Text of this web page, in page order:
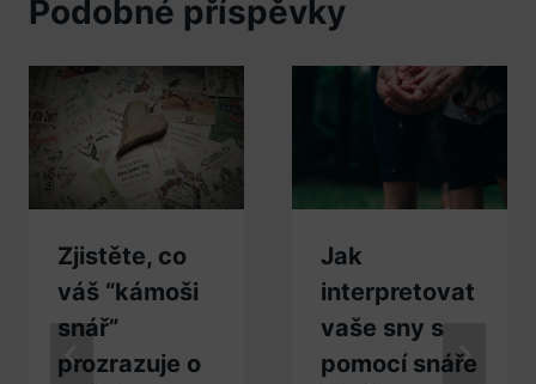
Podobné příspěvky
Zjistěte, co
váš “kámoši
snář”
prozrazuje o
Jak
interpretovat
vaše sny s
pomocí snáře